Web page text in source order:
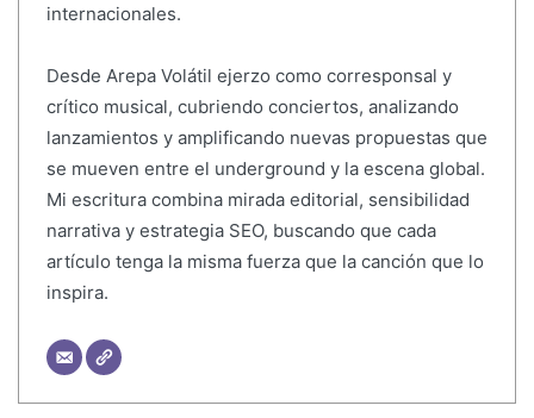
internacionales.
Desde Arepa Volátil ejerzo como corresponsal y
crítico musical, cubriendo conciertos, analizando
lanzamientos y amplificando nuevas propuestas que
se mueven entre el underground y la escena global.
Mi escritura combina mirada editorial, sensibilidad
narrativa y estrategia SEO, buscando que cada
artículo tenga la misma fuerza que la canción que lo
inspira.